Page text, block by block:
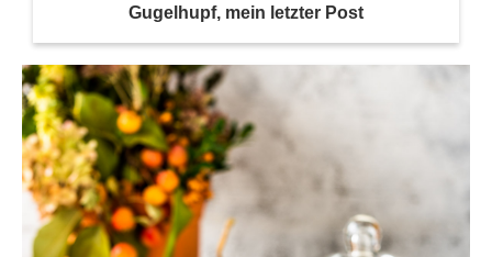
Gugelhupf, mein letzter Post